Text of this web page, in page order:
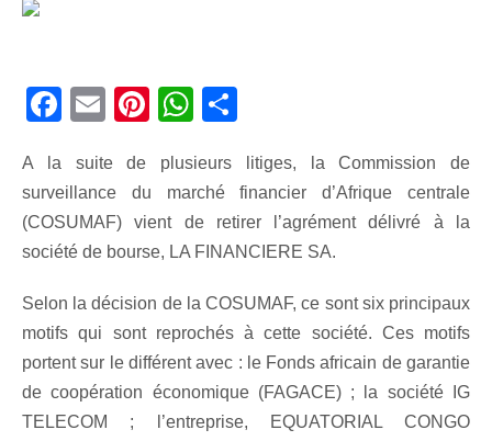
Facebook
Email PinterestWhatsApp
A la suite de plusieurs litiges, la Commission de
surveillance du marché financier d’Afrique centrale
(COSUMAF) vient de retirer l’agrément délivré à la
société de bourse, LA FINANCIERE SA.
Selon la décision de la COSUMAF, ce sont six principaux
motifs qui sont reprochés à cette société. Ces motifs
portent sur le différent avec : le Fonds africain de garantie
de coopération économique (FAGACE) ; la société IG
TELECOM ; l’entreprise, EQUATORIAL CONGO